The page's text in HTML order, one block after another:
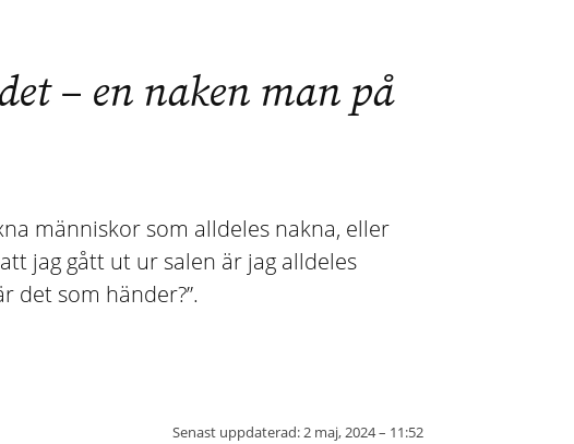
– en naken man på
människor som alldeles nakna, eller
jag gått ut ur salen är jag alldeles
det som händer?”.
Senast uppdaterad:2 maj, 2024 – 11:52